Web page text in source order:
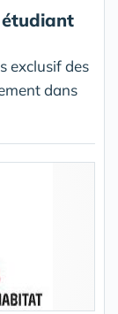
exclusif des
dans